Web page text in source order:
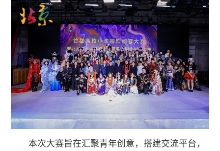
本次大赛旨在汇聚青年创意，搭建交流平台，